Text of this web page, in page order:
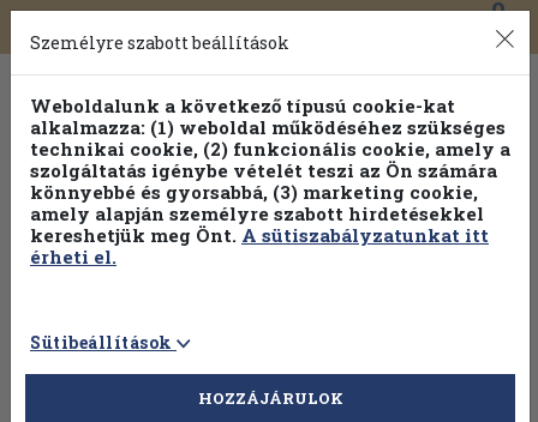
Toggle
navigation
0
Személyre szabott beállítások
Weboldalunk a következő típusú cookie-kat
alkalmazza: (1) weboldal működéséhez szükséges
technikai cookie, (2) funkcionális cookie, amely a
szolgáltatás igénybe vételét teszi az Ön számára
könnyebbé és gyorsabbá, (3) marketing cookie,
amely alapján személyre szabott hirdetésekkel
kereshetjük meg Önt. A sütiszabályzatunkat itt
érheti el.
Sütibeállítások
HOZZÁJÁRULOK